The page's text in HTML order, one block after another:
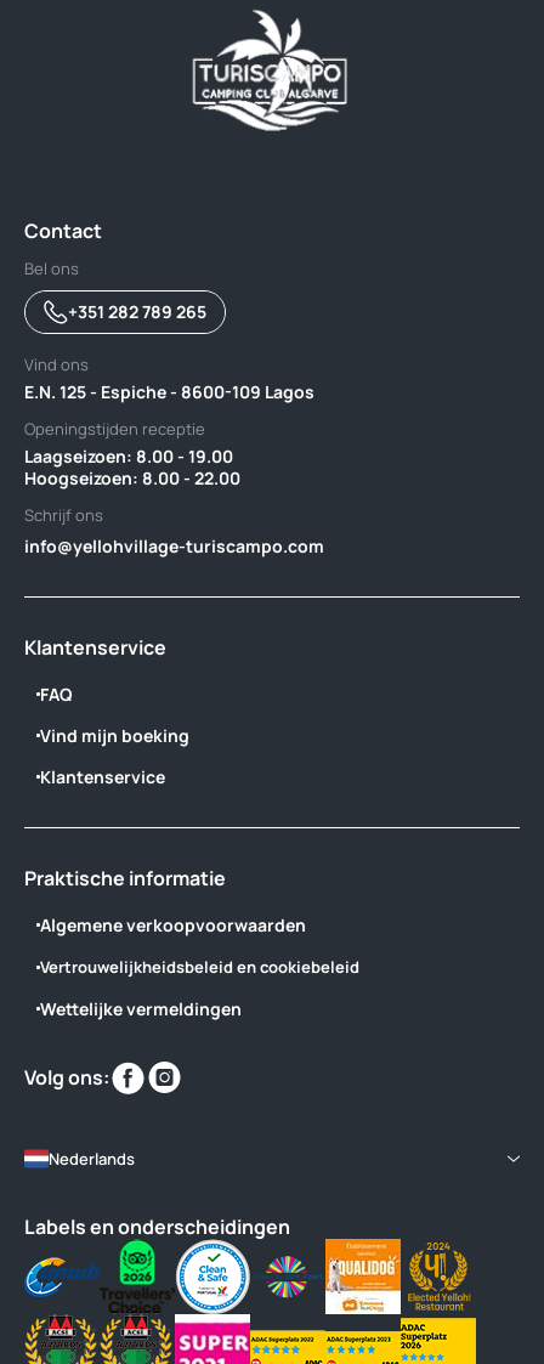
Contact
Bel ons
+351 282 789 265
Vind ons
E.N. 125 - Espiche - 8600-109 Lagos
Openingstijden receptie
Laagseizoen: 8.00 - 19.00‎ ‎ ‎ ‎ ‎ ‎ ‎ ‎ ‎ ‎ ‎ ‎ ‎ ‎ ‎ ‎ ‎ ‎ ‎ ‎ ‎ ‎ ‎ ‎ ‎ ‎ ‎ ‎ ‎ ‎ ‎ ‎ ‎ ‎ ‎ ‎ ‎ ‎ ‎ ‎ ‎ ‎ ‎ ‎ ‎ ‎ ‎ ‎ ‎ ‎ ‎ ‎ ‎ ‎ ‎ ‎ ‎ ‎ ‎ ‎ ‎ ‎ ‎ ‎ ‎ ‎ ‎ ‎
Hoogseizoen: 8.00 - 22.00
Schrijf ons
info@yellohvillage-turiscampo.com
Klantenservice
FAQ
Vind mijn boeking
Klantenservice
Praktische informatie
Algemene verkoopvoorwaarden
Vertrouwelijkheidsbeleid en cookiebeleid
Wettelijke vermeldingen
Volg ons:
Vind
ons
Nederlands
Labels en onderscheidingen